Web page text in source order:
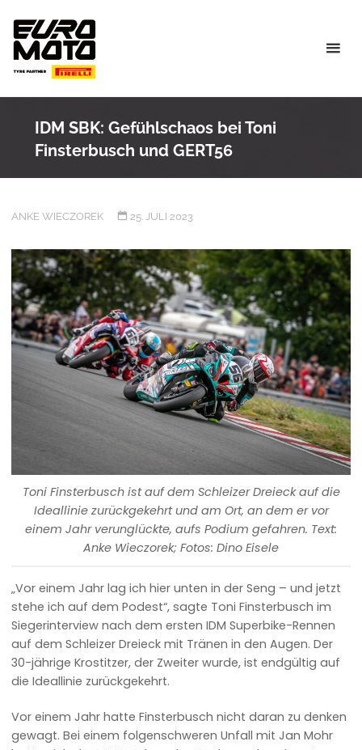
content
IDM SBK: Gefühlschaos bei Toni
Finsterbusch und GERT56
ANKE WIECZOREK 25. JULI 2023
Toni Finsterbusch ist auf dem Schleizer Dreieck auf die
Ideallinie zurückgekehrt und am Ort, an dem er vor
einem Jahr verunglückte, aufs Podium gefahren. Text:
Anke Wieczorek; Fotos: Dino Eisele
„Vor einem Jahr lag ich hier unten in der Seng – und jetzt
stehe ich auf dem Podest“, sagte Toni Finsterbusch im
Siegerinterview nach dem ersten IDM Superbike-Rennen
auf dem Schleizer Dreieck mit Tränen in den Augen. Der
30-jährige Krostitzer, der Zweiter wurde, ist endgültig auf
die Ideallinie zurückgekehrt.
Vor einem Jahr hatte Finsterbusch nicht daran zu denken
gewagt. Bei einem folgenschweren Unfall mit Jan Mohr